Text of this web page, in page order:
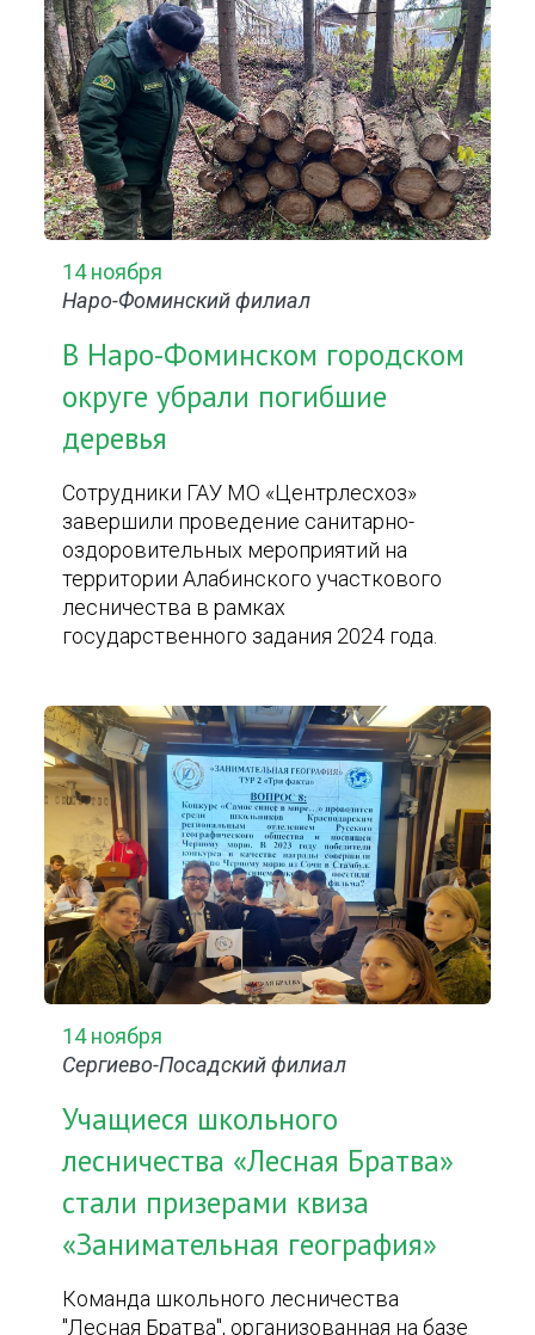
14 ноября
Наро-Фоминский филиал
В Наро-Фоминском городском
округе убрали погибшие
деревья
Сотрудники ГАУ МО «Центрлесхоз»
завершили проведение санитарно-
оздоровительных мероприятий на
территории Алабинского участкового
лесничества в рамках
государственного задания 2024 года.
14 ноября
Сергиево-Посадский филиал
Учащиеся школьного
лесничества «Лесная Братва»
стали призерами квиза
«Занимательная география»
Команда школьного лесничества
"Лесная Братва", организованная на базе